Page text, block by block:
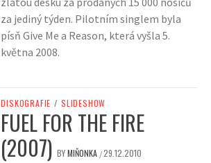
za jediný týden. Pilotním singlem byla
písň Give Me a Reason, která vyšla 5.
května 2008.
DISKOGRAFIE / SLIDESHOW
FUEL FOR THE FIRE
(2007) BYMIŇONKA /29.12.2010